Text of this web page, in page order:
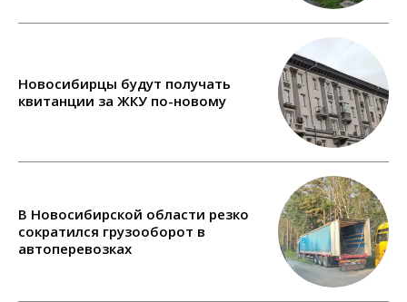
Новосибирцы будут получать
квитанции за ЖКУ по-новому
В Новосибирской области резко
сократился грузооборот в
автоперевозках